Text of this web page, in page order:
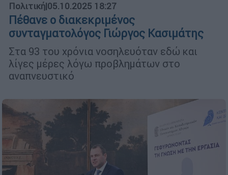
Πολιτική|05.10.2025 18:27
Πέθανε ο διακεκριμένος
συνταγματολόγος Γιώργος Κασιμάτης
Στα 93 του χρόνια νοσηλευόταν εδώ και
λίγες μέρες λόγω προβλημάτων στο
αναπνευστικό